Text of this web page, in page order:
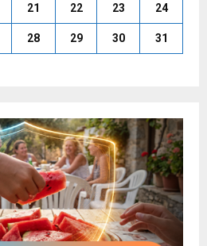
21 22 23 24
28 29 30
31